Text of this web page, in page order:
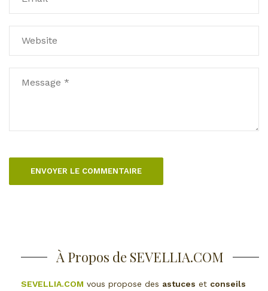
À Propos de SEVELLIA.COM
SEVELLIA.COM vous propose des astuces et conseils